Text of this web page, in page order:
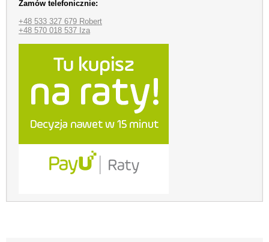
Zamów telefonicznie:
+48 533 327 679 Robert
+48 570 018 537 Iza